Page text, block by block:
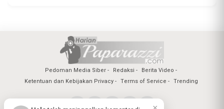
Pedoman Media Siber Redaksi
Berita Video
Ketentuan dan Kebijakan Privacy
Terms of Service Trending